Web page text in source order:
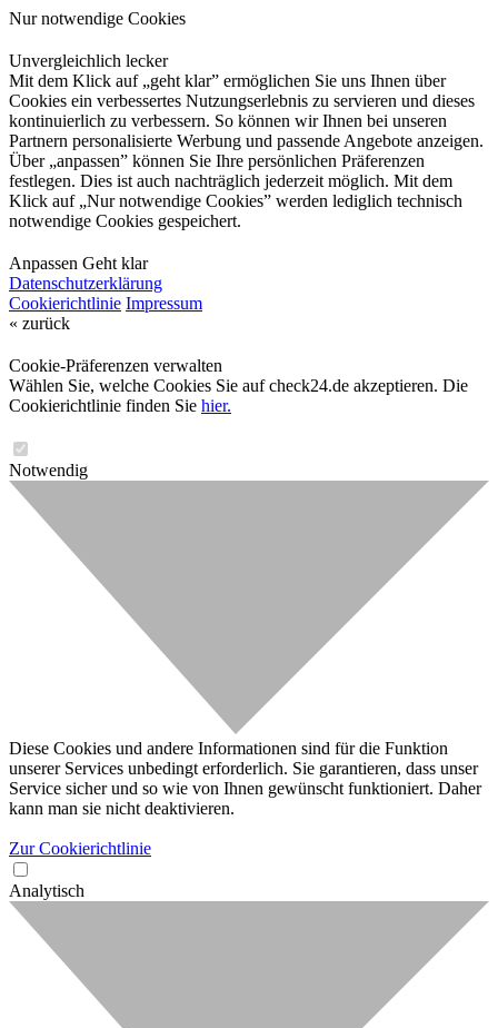
Nur notwendige Cookies
Unvergleichlich lecker
Mit dem Klick auf „geht klar” ermöglichen Sie uns Ihnen über
Cookies ein verbessertes Nutzungserlebnis zu servieren und dieses
kontinuierlich zu verbessern. So können wir Ihnen bei unseren
Partnern personalisierte Werbung und passende Angebote anzeigen.
Über „anpassen” können Sie Ihre persönlichen Präferenzen
festlegen. Dies ist auch nachträglich jederzeit möglich. Mit dem
Klick auf „Nur notwendige Cookies” werden lediglich technisch
notwendige Cookies gespeichert.
Anpassen Geht klar
Datenschutzerklärung
Cookierichtlinie Impressum
« zurück
Cookie-Präferenzen verwalten
Wählen Sie, welche Cookies Sie auf check24.de akzeptieren. Die
Cookierichtlinie finden Sie hier.
Notwendig
Diese Cookies und andere Informationen sind für die Funktion
unserer Services unbedingt erforderlich. Sie garantieren, dass unser
Service sicher und so wie von Ihnen gewünscht funktioniert. Daher
kann man sie nicht deaktivieren.
Zur Cookierichtlinie
Analytisch